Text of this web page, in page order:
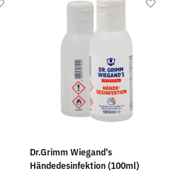
Dr.Grimm Wiegand's
Händedesinfektion (100ml)